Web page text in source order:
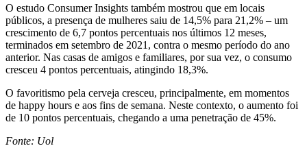
O estudo Consumer Insights também mostrou que em locais
públicos, a presença de mulheres saiu de 14,5% para 21,2% – um
crescimento de 6,7 pontos percentuais nos últimos 12 meses,
terminados em setembro de 2021, contra o mesmo período do ano
anterior. Nas casas de amigos e familiares, por sua vez, o consumo
cresceu 4 pontos percentuais, atingindo 18,3%.
O favoritismo pela cerveja cresceu, principalmente, em momentos
de happy hours e aos fins de semana. Neste contexto, o aumento foi
de 10 pontos percentuais, chegando a uma penetração de 45%.
Fonte: Uol